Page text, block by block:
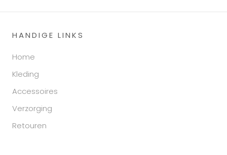
HANDIGE LINKS
Home
Kleding
Accessoires
Verzorging
Retouren